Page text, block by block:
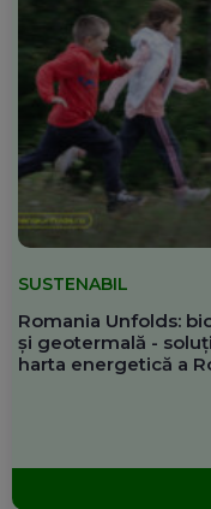
SUSTENABIL
Romania Unfolds:
și geotermală -
harta energetică a